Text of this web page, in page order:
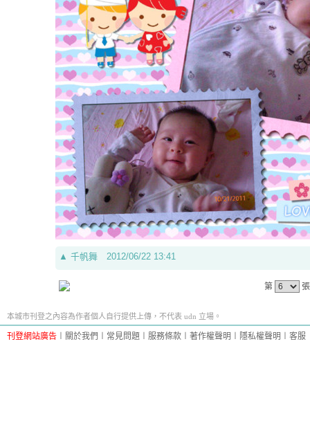
▲ 千帆舞 2012/06/22 13:41
第
本城市刊登之內容為作者個人自行提供上傳，不代表 udn 立場。
刊登網站廣告 關於我們 常見問題 服務條款 著作權聲明 隱私權聲明 客服